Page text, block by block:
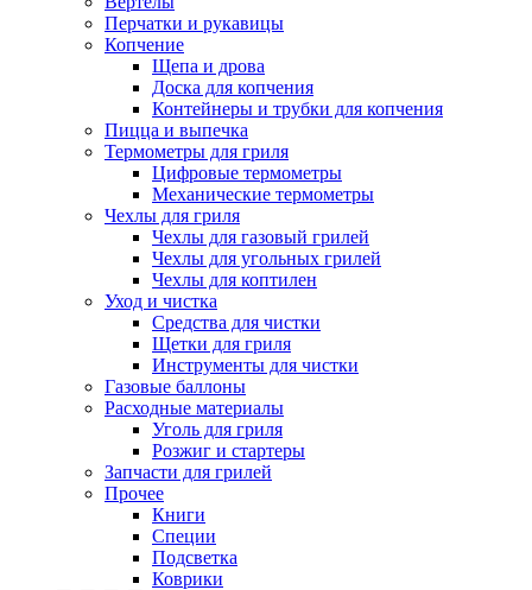
Перчатки и рукавицы
Копчение
Щепа и дрова
Доска для копчения
Контейнеры и трубки для копчения
Пицца и выпечка
Термометры для гриля
Цифровые термометры
Механические термометры
Чехлы для гриля
Чехлы для газовый грилей
Чехлы для угольных грилей
Чехлы для коптилен
Уход и чистка
Средства для чистки
Щетки для гриля
Инструменты для чистки
Газовые баллоны
Расходные материалы
Уголь для гриля
Розжиг и стартеры
Запчасти для грилей
Прочее
Книги
Специи
Подсветка
Коврики